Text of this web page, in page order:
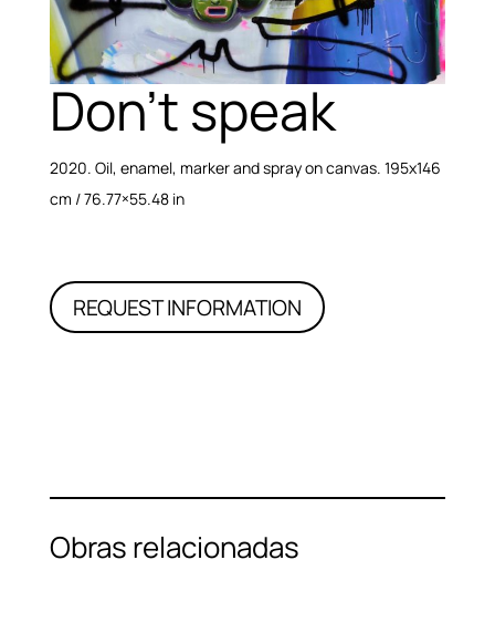
Don’t speak
2020. Oil, enamel, marker and spray on canvas. 195x146
cm / 76.77×55.48 in
REQUEST INFORMATION
Obras relacionadas